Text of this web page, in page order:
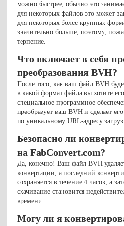
можно быстрее; обычно это
для некоторых файлов это может
для некоторых более крупных
значительно больше, поэтому,
терпение.
Что включает в себя
преобразования BVH?
После того, как ваш файл BVH
в какой формат файла вы хотите
специальное программное
преобразует ваш BVH и сделает
по уникальному URL-адресу
Безопасно ли
на FabConvert.com?
Да, конечно! Ваш файл BVH
конвертации, а последний
сохраняется в течение 4 часов, а
скачивание становится
времени.
Могу ли я